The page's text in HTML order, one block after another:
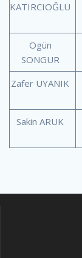
KATIRCIOĞLU
Ogün
SONGUR
Zafer UYANIK
Sakin ARUK